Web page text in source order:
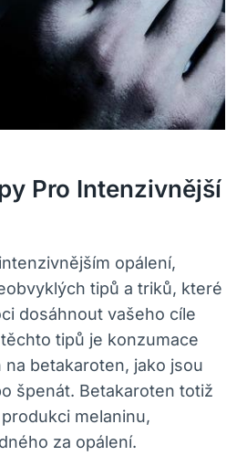
Pro Intenzivnější
opálení,
tipů a triků, které
dosáhnout vašeho cíle
tipů je konzumace
betakaroten, jako jsou
špenát. Betakaroten totiž
melaninu,
za opálení.